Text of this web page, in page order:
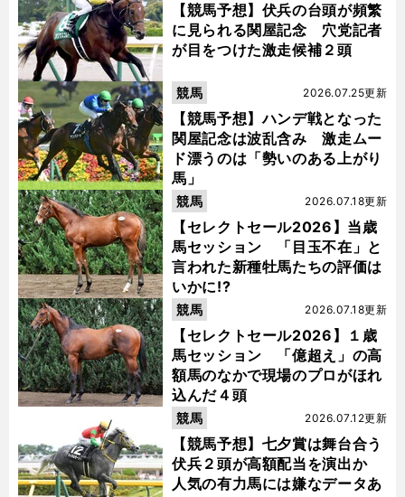
【競馬予想】伏兵の台頭が頻繁
に見られる関屋記念 穴党記者
が目をつけた激走候補２頭
【競馬予想】ハンデ戦となった
関屋記念は波乱含み 激走ムー
ド漂うのは「勢いのある上がり
馬」
2026.07.25更新
競馬
【セレクトセール2026】当歳
馬セッション 「目玉不在」と
言われた新種牡馬たちの評価は
いかに!?
2026.07.18更新
競馬
【セレクトセール2026】１歳
馬セッション 「億超え」の高
額馬のなかで現場のプロがほれ
込んだ４頭
2026.07.18更新
競馬
【競馬予想】七夕賞は舞台合う
伏兵２頭が高額配当を演出か
人気の有力馬には嫌なデータあ
2026.07.12更新
競馬